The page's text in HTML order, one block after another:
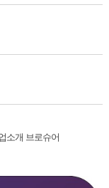
소개 브로슈어